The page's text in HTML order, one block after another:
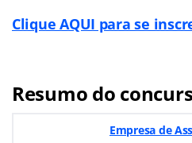
Clique AQUI para se
Resumo do
Empresa de